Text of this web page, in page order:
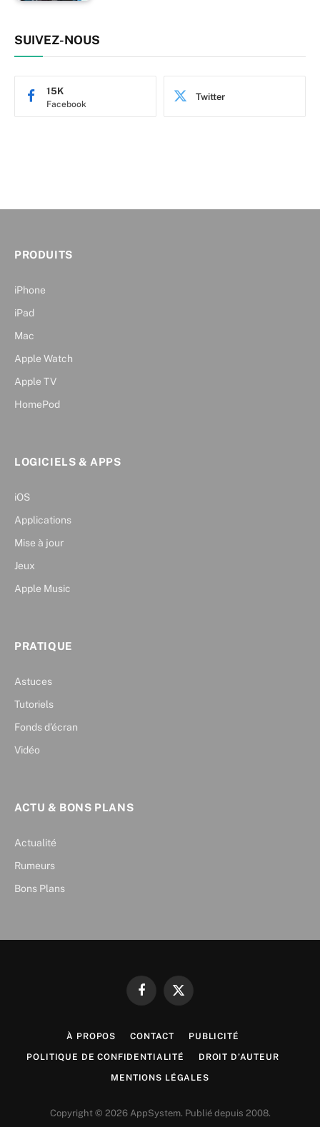
SUIVEZ-NOUS
Facebook
15K Twitter
PRODUITS
iPhone
iPad
Mac
Apple Watch
Apple TV
HomePod
LOGICIELS & APPS
iOS
Applications
Mise à jour
Jeux
Apple Music
PRATIQUE
Astuces
Tutoriels
Fonds d’écran
Vidéo
ACTU & BONS PLANS
Actualité
Rumeurs
Bons Plans
FacebookX
À PROPOS CONTACT PUBLICITÉ
POLITIQUE DE CONFIDENTIALITÉ DROIT D’AUTEUR
MENTIONS LÉGALES
Copyright © 2026 AppSystem. Publié depuis 2008.